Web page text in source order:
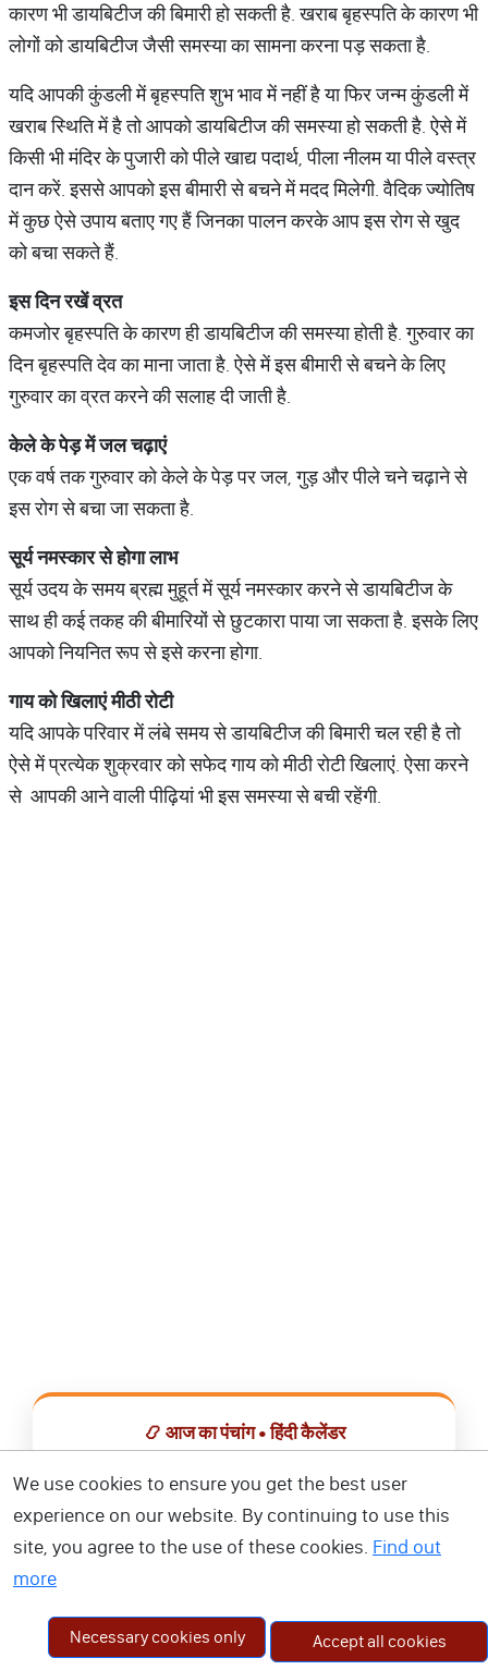
कारण भी डायबिटीज की बिमारी हो सकती है. खराब बृहस्पति के कारण भी
लोगों को डायबिटीज जैसी समस्या का सामना करना पड़ सकता है.
यदि आपकी कुंडली में बृहस्पति शुभ भाव में नहीं है या फिर जन्म कुंडली में
खराब स्थिति में है तो आपको डायबिटीज की समस्या हो सकती है. ऐसे में
किसी भी मंदिर के पुजारी को पीले खाद्य पदार्थ, पीला नीलम या पीले वस्त्र
दान करें. इससे आपको इस बीमारी से बचने में मदद मिलेगी. वैदिक ज्योतिष
में कुछ ऐसे उपाय बताए गए हैं जिनका पालन करके आप इस रोग से खुद
को बचा सकते हैं.
इसदिनरखेंव्रत
कमजोर बृहस्पति के कारण ही डायबिटीज की समस्या होती है. गुरुवार का
दिन बृहस्पति देव का माना जाता है. ऐसे में इस बीमारी से बचने के लिए
गुरुवार का व्रत करने की सलाह दी जाती है.
केलेकेपेड़मेंजलचढ़ाएं
एक वर्ष तक गुरुवार को केले के पेड़ पर जल, गुड़ और पीले चने चढ़ाने से
इस रोग से बचा जा सकता है.
सूर्यनमस्कारसेहोगालाभ
सूर्य उदय के समय ब्रह्म मुहूर्त में सूर्य नमस्कार करने से डायबिटीज के
साथ ही कई तकह की बीमारियों से छुटकारा पाया जा सकता है. इसके लिए
आपको नियनित रूप से इसे करना होगा.
गायकोखिलाएंमीठीरोटी
यदि आपके परिवार में लंबे समय से डायबिटीज की बिमारी चल रही है तो
ऐसे में प्रत्येक शुक्रवार को सफेद गाय को मीठी रोटी खिलाएं. ऐसा करने
से आपकी आने वाली पीढ़ियां भी इस समस्या से बची रहेंगी.
📿 आज का पंचांग • हिंदी कैलेंडर
📅 हिंदी कैलेंडर ऐप डाउनलोड करें
We use cookies to ensure you get the best user
experience on our website. By continuing to use this
site, you agree to the use of these cookies. Find out
more
Necessary cookies only Accept all cookies